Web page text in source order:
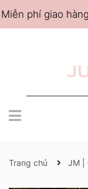
Miễn phí giao
Trang chủ JM |